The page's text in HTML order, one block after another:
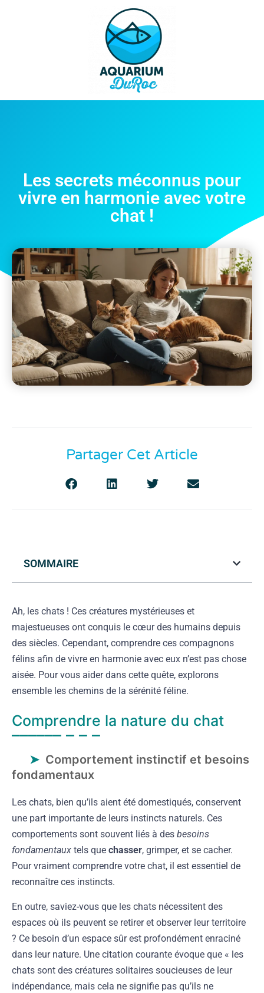
Les secrets méconnus pour
vivre en harmonie avec votre
chat !
Partager Cet Article
SOMMAIRE
Ah, les chats ! Ces créatures mystérieuses et
majestueuses ont conquis le cœur des humains depuis
des siècles. Cependant, comprendre ces compagnons
félins afin de vivre en harmonie avec eux n’est pas chose
aisée. Pour vous aider dans cette quête, explorons
ensemble les chemins de la sérénité féline.
Comprendre la nature du chat
Comportement instinctif et besoins
fondamentaux
Les chats, bien qu’ils aient été domestiqués, conservent
une part importante de leurs instincts naturels. Ces
comportements sont souvent liés à des besoins
fondamentaux tels que chasser, grimper, et se cacher.
Pour vraiment comprendre votre chat, il est essentiel de
reconnaître ces instincts.
En outre, saviez-vous que les chats nécessitent des
espaces où ils peuvent se retirer et observer leur territoire
? Ce besoin d’un espace sûr est profondément enraciné
dans leur nature. Une citation courante évoque que « les
chats sont des créatures solitaires soucieuses de leur
indépendance, mais cela ne signifie pas qu’ils ne